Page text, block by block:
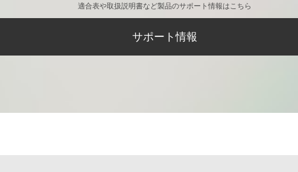
適合表や取扱説明書など製品のサポート情報はこちら
サポート情報